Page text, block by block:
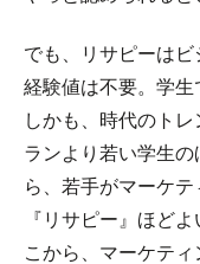
でも、リサピーはビ
経験値は不要。学生
しかも、時代のト
ランより若い学生
ら、若手がマーケテ
『リサピー』ほど
こから、マーケテ